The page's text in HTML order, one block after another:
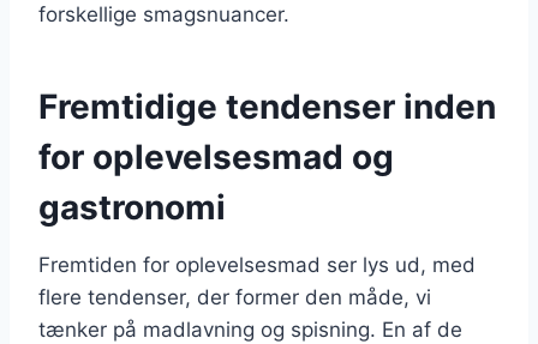
forskellige smagsnuancer.
Fremtidige tendenser inden
for oplevelsesmad og
gastronomi
Fremtiden for oplevelsesmad ser lys ud, med
flere tendenser, der former den måde, vi
tænker på madlavning og spisning. En af de